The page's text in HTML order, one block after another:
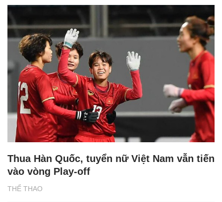
THỂ THAO
Thua Hàn Quốc, tuyển nữ Việt Nam vẫn tiến
vào vòng Play-off